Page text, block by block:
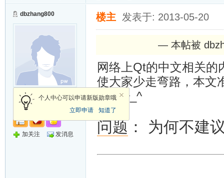
dbzhang800
论坛版主
个人中心可以申请新版勋章哦
立即申请
知道了
加关注 发消息
楼主 发表于: 2013-05-20
— 本帖被
网络上Qt的中文相关
使大家少走弯路，本文
么写 ^_^
问题 ： 为何不建